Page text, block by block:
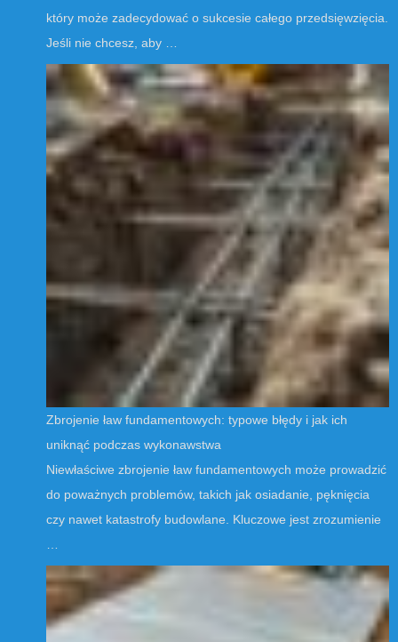
który może zadecydować o sukcesie całego przedsięwzięcia.
Jeśli nie chcesz, aby …
Zbrojenie ław fundamentowych: typowe błędy i jak ich
uniknąć podczas wykonawstwa
Niewłaściwe zbrojenie ław fundamentowych może prowadzić
do poważnych problemów, takich jak osiadanie, pęknięcia
czy nawet katastrofy budowlane. Kluczowe jest zrozumienie
…